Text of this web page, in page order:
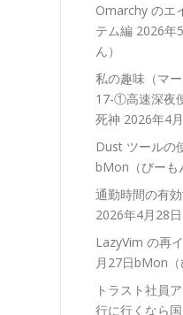
Omarchy のエ
テム編 2026年
ん）
私の趣味（マ
17-①高速深夜
死神 2026年4
Dust ツールの
bMon（びーも
通勤時間の有
2026年4月28
LazyVim の再
月27日bMon（
トラスト社員
行に行くなら